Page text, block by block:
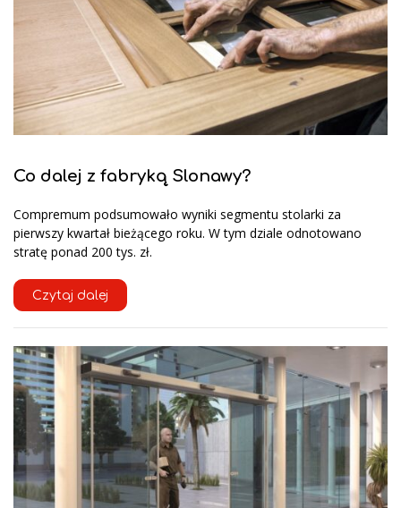
Co dalej z fabryką Slonawy?
Compremum podsumowało wyniki segmentu stolarki za
pierwszy kwartał bieżącego roku. W tym dziale odnotowano
stratę ponad 200 tys. zł.
Czytaj dalej